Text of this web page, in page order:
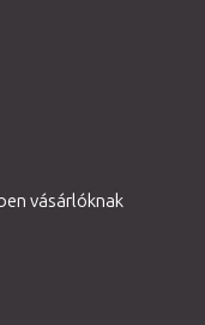
vásárlóknak